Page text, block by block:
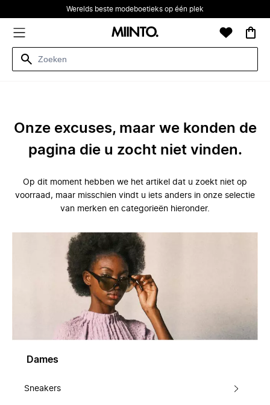
Werelds beste modeboetieks op één plek
Onze excuses, maar we konden de
pagina die u zocht niet vinden.
Op dit moment hebben we het artikel dat u zoekt niet op
voorraad, maar misschien vindt u iets anders in onze selectie
van merken en categorieën hieronder.
Dames
Sneakers